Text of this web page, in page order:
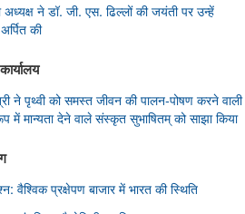
ने डॉ. जी. एस. ढिल्लों की जयंती पर उन्हें
की
ने पृथ्वी को समस्त जीवन की पालन-पोषण करने वाली
में मान्यता देने वाले संस्कृत सुभाषितम् को साझा किया
वैश्विक प्रक्षेपण बाजार में भारत की स्थिति